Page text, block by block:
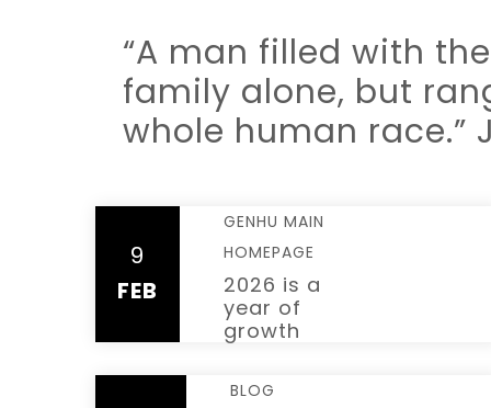
“A man filled with
family alone, but
whole human race.”
9
FEB
GENHU MAIN
HOMEPAGE
2026 is a
year of
growth
BLOG